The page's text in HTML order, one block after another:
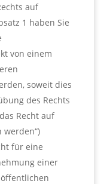
auf
1 haben Sie
von einem
soweit dies
des Rechts
Recht auf
werden“)
für eine
einer